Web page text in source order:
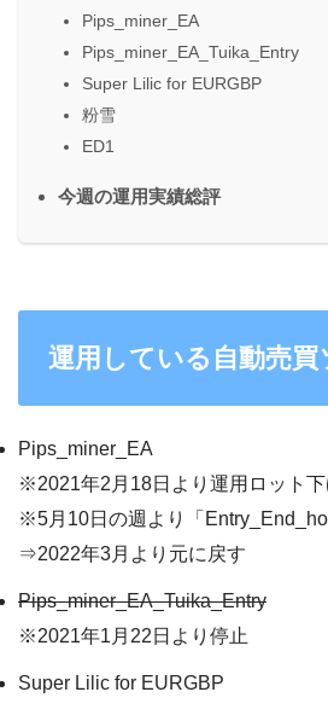
Pips_miner_EA
Pips_miner_EA_Tuika_Entry
Super Lilic for EURGBP
粉雪
ED1
今週の運用実績総評
運用している自動売買
Pips_miner_EA
※2021年2月18日より運用ロット下
※5月10日の週より「
⇒2022年3月より元に戻す
Pips_miner_EA_Tuika_Entry
※2021年1月22日より停止
Super Lilic for EURGBP